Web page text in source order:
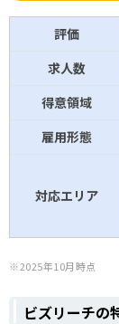
評価
求人数
得意領域
雇用形態
対応エリア
※2025年10月時点
ビズリーチの